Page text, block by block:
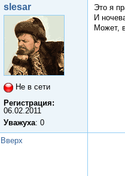
slesar
Не в сети
Регистрация:
06.02.2011
Уважуха: 0
Это я
И
Может,
Вверх